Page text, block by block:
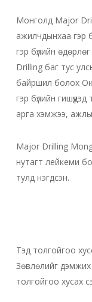
Монголд Major
ажилчдынхаа гэр
гэр бүлийн
Drilling баг тус
байршил болох
гэр бүлийн
арга хэмжээ, ажлын
Major Drilling
нутагт лейкеми
тулд нэгдсэн.
Тэд толгойгоо
Зөвлөлийг дэмжих
толгойгоо хусах